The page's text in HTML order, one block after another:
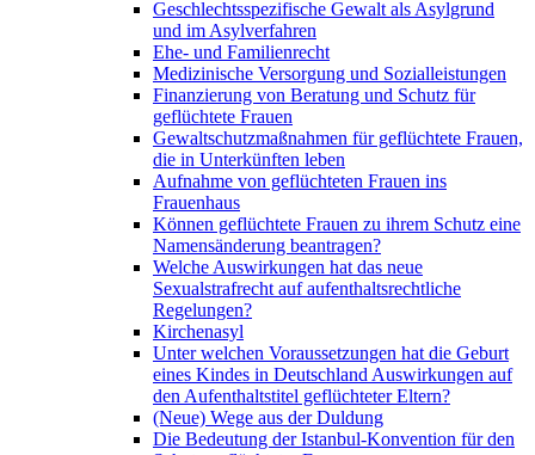
Geschlechtsspezifische Gewalt als Asylgrund
und im Asylverfahren
Ehe- und Familienrecht
Medizinische Versorgung und Sozialleistungen
Finanzierung von Beratung und Schutz für
geflüchtete Frauen
Gewaltschutzmaßnahmen für geflüchtete Frauen,
die in Unterkünften leben
Aufnahme von geflüchteten Frauen ins
Frauenhaus
Können geflüchtete Frauen zu ihrem Schutz eine
Namensänderung beantragen?
Welche Auswirkungen hat das neue
Sexualstrafrecht auf aufenthaltsrechtliche
Regelungen?
Kirchenasyl
Unter welchen Voraussetzungen hat die Geburt
eines Kindes in Deutschland Auswirkungen auf
den Aufenthaltstitel geflüchteter Eltern?
(Neue) Wege aus der Duldung
Die Bedeutung der Istanbul-Konvention für den